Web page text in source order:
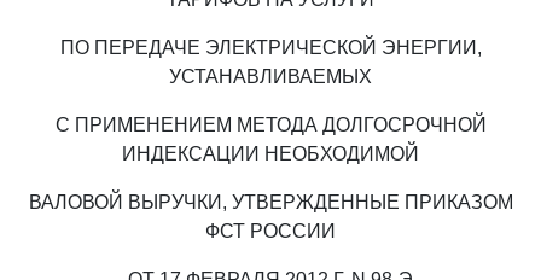
ПО ПЕРЕДАЧЕ ЭЛЕКТРИЧЕСКОЙ ЭНЕРГИИ,
УСТАНАВЛИВАЕМЫХ
С ПРИМЕНЕНИЕМ МЕТОДА ДОЛГОСРОЧНОЙ
ИНДЕКСАЦИИ НЕОБХОДИМОЙ
ВАЛОВОЙ ВЫРУЧКИ, УТВЕРЖДЕННЫЕ ПРИКАЗОМ
ФСТ РОССИИ